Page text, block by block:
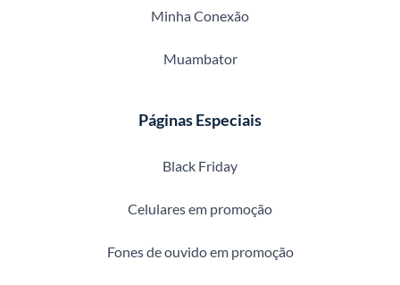
Minha Conexão
Muambator
Páginas Especiais
Black Friday
Celulares em promoção
Fones de ouvido em promoção